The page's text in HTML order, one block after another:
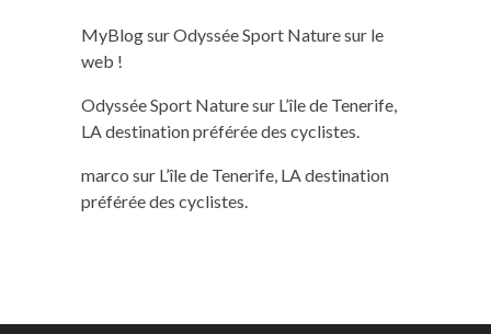
MyBlogsurOdyssée Sport Nature sur le
web !
Odyssée Sport Naturesur L’île de Tenerife,
LA destination préférée des cyclistes.
marco sur L’île de Tenerife, LA destination
préférée des cyclistes.